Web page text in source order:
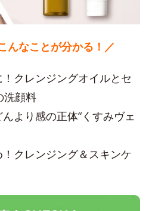
んなことが分かる！／
クレンジングオイルとセ
洗顔料
より感の正体“くすみヴェ
クレンジング＆スキンケ